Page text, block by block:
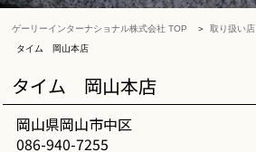
ゲーリーインターナショナル株式会社 TOP 取り扱い店
タイム 岡山本店
タイム 岡山本店
岡山県岡山市中区
086-940-7255